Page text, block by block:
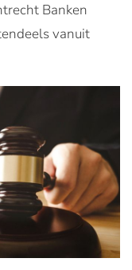
Banken
vanuit